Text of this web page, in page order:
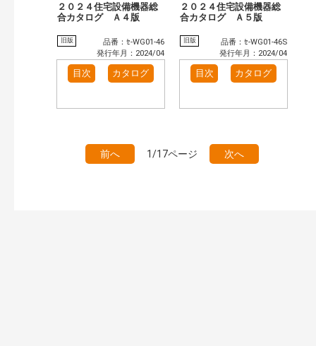
２０２４住宅設備機器総
合カタログ Ａ４版
旧版
品番：ｾ-WG01-46
発行年月：2024/04
目次 カタログ
２０２４住宅設備機器総
合カタログ Ａ５版
旧版
品番：ｾ-WG01-46S
発行年月：2024/04
目次 カタログ
前へ 1/17ページ 次へ